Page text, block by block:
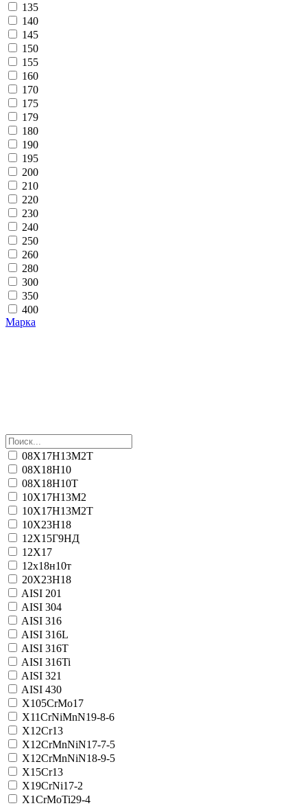
135
140
145
150
155
160
170
175
179
180
190
195
200
210
220
230
240
250
260
280
300
350
400
Марка
08Х17Н13М2Т
08Х18Н10
08Х18Н10Т
10Х17Н13М2
10Х17Н13М2Т
10Х23Н18
12Х15Г9НД
12Х17
12х18н10т
20Х23Н18
AISI 201
AISI 304
AISI 316
AISI 316L
AISI 316T
AISI 316Ti
AISI 321
AISI 430
X105CrMo17
X11CrNiMnN19-8-6
X12Cr13
X12CrMnNiN17-7-5
X12CrMnNiN18-9-5
X15Cr13
X19CrNi17-2
X1CrMoTi29-4